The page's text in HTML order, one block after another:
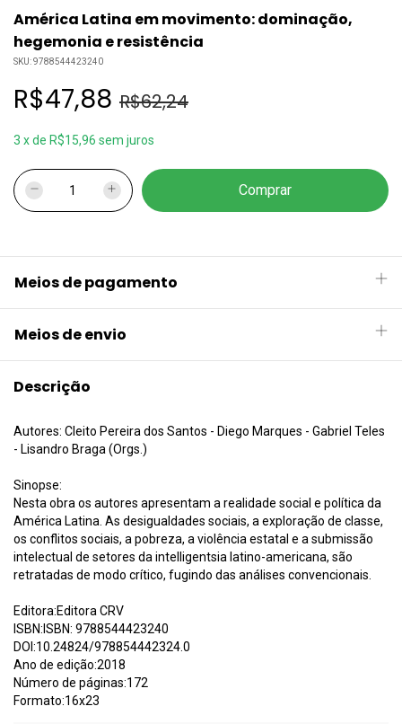
América Latina em movimento: dominação,
hegemonia e resistência
SKU:9788544423240
R$47,88 R$62,24
3 xde R$15,96 sem juros
Meios de pagamento
Meios de envio
Descrição
Autores: Cleito Pereira dos Santos - Diego Marques - Gabriel Teles
- Lisandro Braga (Orgs.)
Sinopse:
Nesta obra os autores apresentam a realidade social e política da
América Latina. As desigualdades sociais, a exploração de classe,
os conflitos sociais, a pobreza, a violência estatal e a submissão
intelectual de setores da intelligentsia latino-americana, são
retratadas de modo crítico, fugindo das análises convencionais.
Editora:Editora CRV
ISBN:ISBN: 9788544423240
DOI:10.24824/978854442324.0
Ano de edição:2018
Número de páginas:172
Formato:16x23